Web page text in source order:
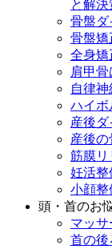
と解決
骨盤ダ
骨盤矯
全身矯
肩甲骨
自律
ハイボ
産後ダ
産後の
筋膜リ
妊活整
小顔整
頭・首のお
マッ
首の後